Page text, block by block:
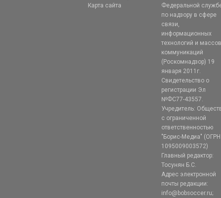
Карта сайта
Федеральной
по надзору в сфере
связи,
информационных
технологий и
коммуникаций
(Роскомнадзор) 19
января 2011г.
Свидетельство о
регистрации Эл
№ФС77-43557.
Учредитель:
с ограниченной
ответственностью
"Борис-Медиа" (ОГРН
1095009003572)
Главный редактор:
Тосунян Б.С.
Адрес электронной
почты редакции:
info@bobsoccer.ru;